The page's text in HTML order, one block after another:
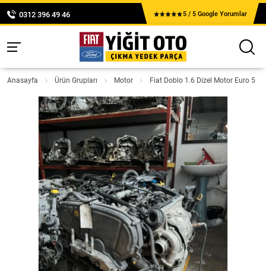
0312 396 49 46 5 / 5 Google Yorumlar
Anasayfa Ürün Grupları Motor Fiat Doblo 1.6 Dizel Motor Euro 5